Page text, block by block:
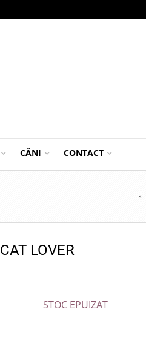
CĂNI CONTACT
LOVER
STOC EPUIZAT